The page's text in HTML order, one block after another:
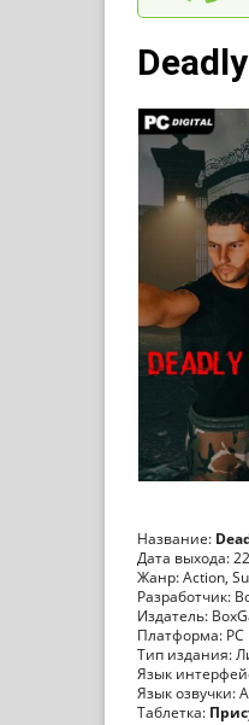
Название:
Дата выхода:
Жанр: Action,
Разработчик:
Издатель:
Платформа: PC
Тип издания:
Язык
Язык озвучки:
Таблетка: